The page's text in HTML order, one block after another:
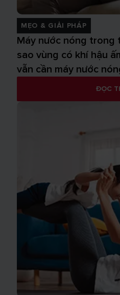
MẸO & GIẢI PHÁP
Máy nước nóng trong
sao vùng có khí hậu
vẫn cần máy nước
ĐỌC